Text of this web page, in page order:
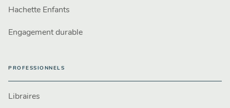
Hachette Enfants
Engagement durable
PROFESSIONNELS
Libraires